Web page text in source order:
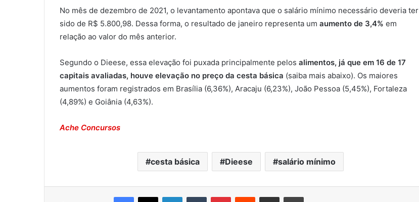
No mês de dezembro de 2021, o levantamento apontava que o salário mínimo necessário deveria ter
sido de R$ 5.800,98. Dessa forma, o resultado de janeiro representa um aumento de 3,4% em
relação ao valor do mês anterior.
Segundo o Dieese, essa elevação foi puxada principalmente pelos alimentos, já que em 16 de 17
capitais avaliadas, houve elevação no preço da cesta básica (saiba mais abaixo). Os maiores
aumentos foram registrados em Brasília (6,36%), Aracaju (6,23%), João Pessoa (5,45%), Fortaleza
(4,89%) e Goiânia (4,63%).
Ache Concursos
cesta básica Dieese salário mínimo